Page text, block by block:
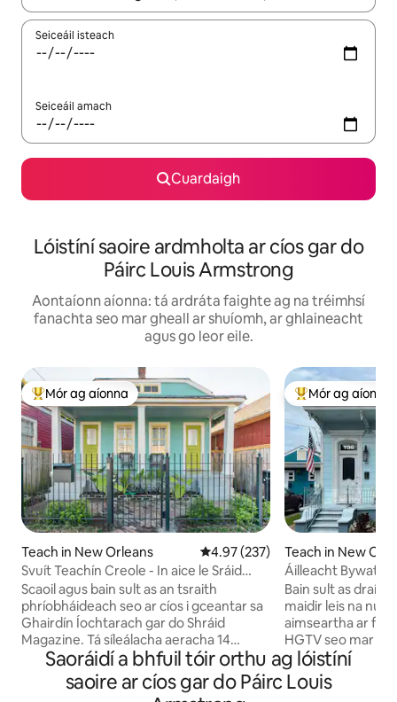
Seiceáil isteach
Seiceáil amach
Cuardaigh
Lóistíní saoire ardmholta ar cíos gar do
Páirc Louis Armstrong
Aontaíonn aíonna: tá ardráta faighte ag na tréimhsí
fanachta seo mar gheall ar shuíomh, ar ghlaineacht
agus go leor eile.
An-mhór ag aíonna
Mór ag aíonna
Teach in New Orleans Meánrátáil 4.97 as 5, 237
4.97 (237)
Svuít Teachín Creole - In aice le Sráid
Magazine
Scaoil agus bain sult as an tsraith
phríobháideach seo ar cíos i gceantar sa
Ghairdín Íochtarach gar do Shráid
Magazine. Tá síleálacha aeracha 14
troigh, urlár péine croí, leaba rí -
chompordach, troscán agus ealaín a
bailíodh ó gach cearn den domhan agus
An-mhór ag
Mór ag aíonna
Teach in New
Áilleacht Bywater
ar Hgtv
Bain sult as
maidir leis na
aimseartha ar fad
HGTV seo mar
teilifíse New
tosaigh mór
sráide saor in
Saoráidí a bhfuil tóir orthu ag lóistíní
saoire ar cíos gar do Páirc Louis